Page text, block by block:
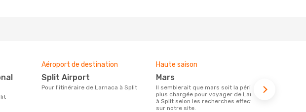
Aéroport de destination
Split Airport
Pour l'itinéraire de Larnaca à Split
Haute saison
mars
Il semblerait que mars soit la période la
plus chargée pour voyager de Larnaca
à Split selon les recherches effectuées
sur notre site.